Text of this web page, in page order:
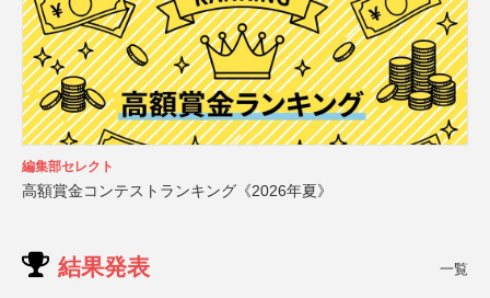
編集部セレクト
高額賞金コンテストランキング《2026年夏》
結果発表 一覧